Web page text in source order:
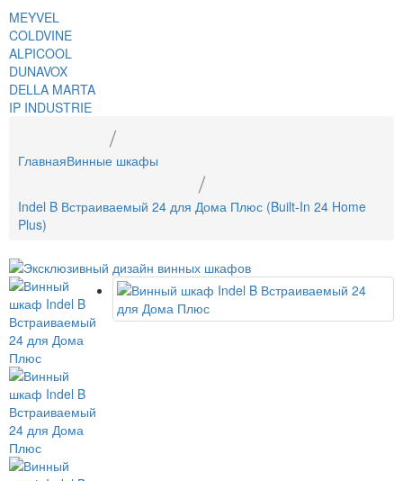
MEYVEL
COLDVINE
ALPICOOL
DUNAVOX
DELLA MARTA
IP INDUSTRIE
ГлавнаяВинные шкафы
Indel B Встраиваемый 24 для Дома Плюс (Built-In 24 Home
Plus)